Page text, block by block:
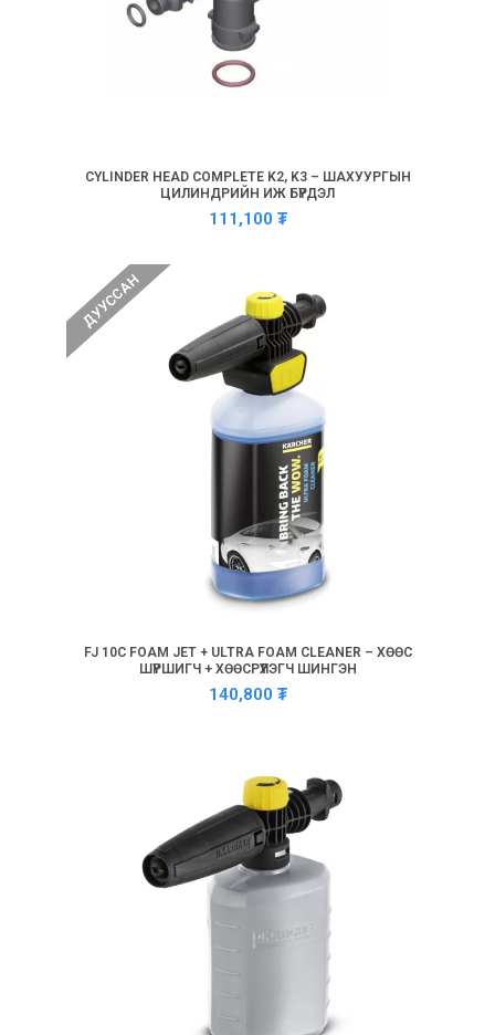
CYLINDER HEAD COMPLETE K2, K3 – ШАХУУРГЫН
ЦИЛИНДРИЙН ИЖ БҮРДЭЛ
111,100 ₮
ДУУССАН
FJ 10C FOAM JET + ULTRA FOAM CLEANER – ХӨӨС
ШҮРШИГЧ + ХӨӨСРҮҮЛЭГЧ ШИНГЭН
140,800 ₮